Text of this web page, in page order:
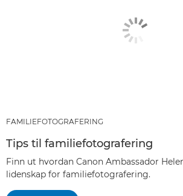
FAMILIEFOTOGRAFERING
Tips til familiefotografering
Finn ut hvordan Canon Ambassador
lidenskap for familiefotografering.